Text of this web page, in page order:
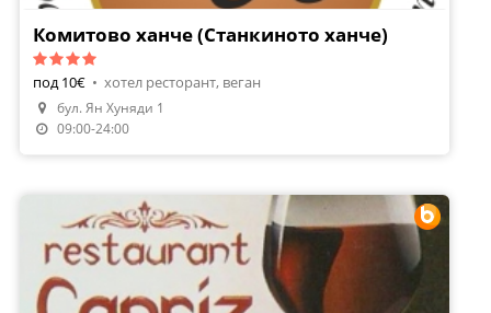
Направи Резервация
Комитово ханче (Станкиното ханче)
под 10€ • хотел ресторант, веган
бул. Ян Хуняди 1
09:00-24:00